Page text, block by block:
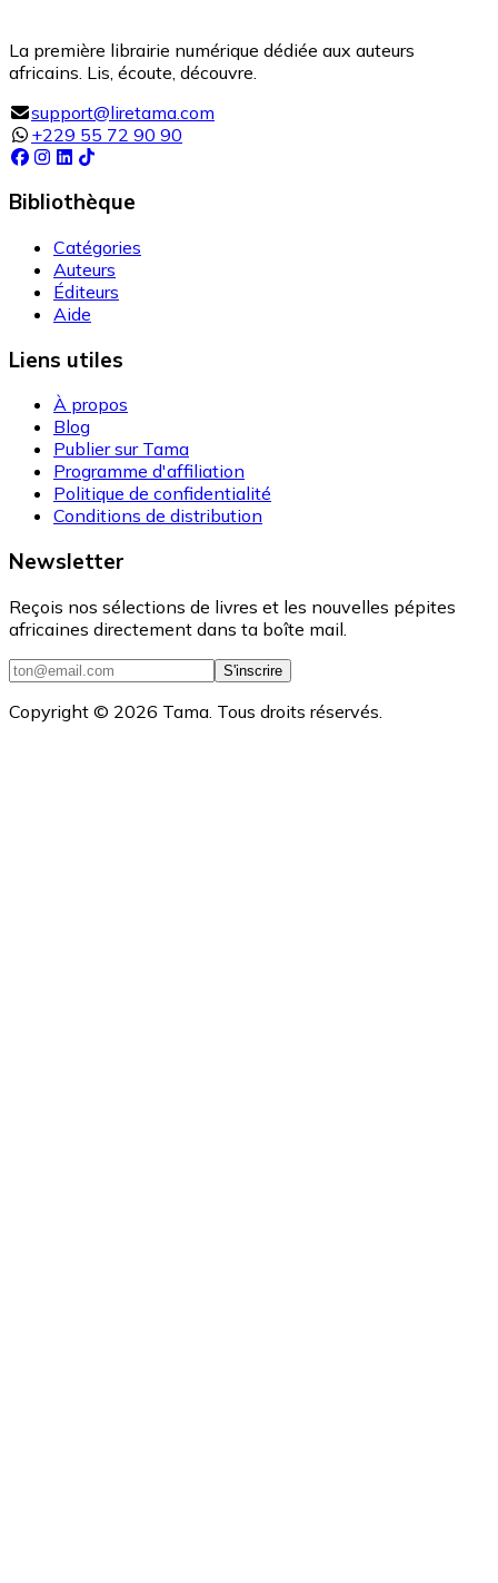
La première librairie numérique dédiée aux auteurs
africains. Lis, écoute, découvre.
support@liretama.com
+229 55 72 90 90
Bibliothèque
Catégories
Auteurs
Éditeurs
Aide
Liens utiles
À propos
Blog
Publier sur Tama
Programme d'affiliation
Politique de confidentialité
Conditions de distribution
Newsletter
Reçois nos sélections de livres et les nouvelles pépites
africaines directement dans ta boîte mail.
S'inscrire
Copyright © 2026 Tama. Tous droits réservés.